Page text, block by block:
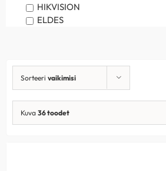
Sorteeri vaikimisi
Kuva 36 toodet
HIKVISION
ELDES